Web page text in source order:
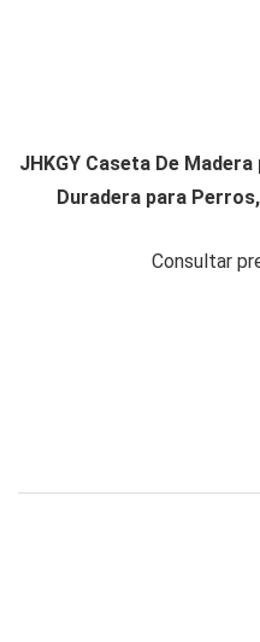
JHKGY Caseta De
Duradera para
Consultar